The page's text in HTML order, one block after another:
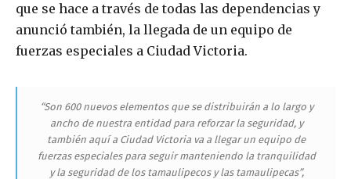
que se hace a través de todas las dependencias y
anunció también, la llegada de un equipo de
fuerzas especiales a Ciudad Victoria.
“Son 600 nuevos elementos que se distribuirán a lo largo y
ancho de nuestra entidad para reforzar la seguridad, y
también aquí a Ciudad Victoria va a llegar un equipo de
fuerzas especiales para seguir manteniendo la tranquilidad
y la seguridad de los tamaulipecos y las tamaulipecas”,